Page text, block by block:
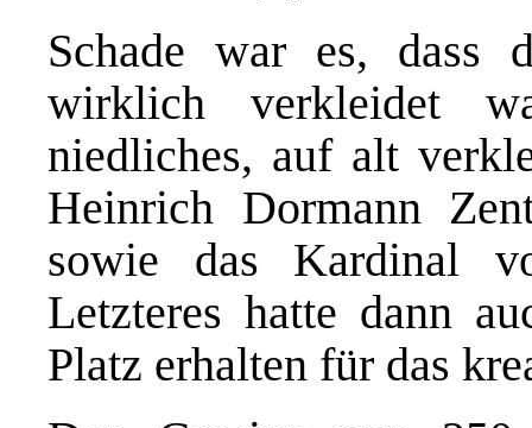
Schade war es, dass
wirklich verkleidet
niedliches, auf alt
Heinrich Dormann
sowie das Kardinal
Letzteres hatte dann
Platz erhalten für das